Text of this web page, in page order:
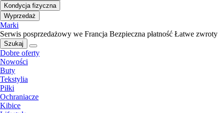
Kondycja fizyczna
Wyprzedaż
Marki
Serwis posprzedażowy we Francja Bezpieczna płatność Łatwe zwroty
Szukaj
Dobre oferty
Nowości
Buty
Tekstylia
Piłki
Ochraniacze
Kibice